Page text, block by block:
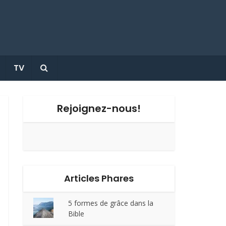
TV
Rejoignez-nous!
Articles Phares
5 formes de grâce dans la
Bible